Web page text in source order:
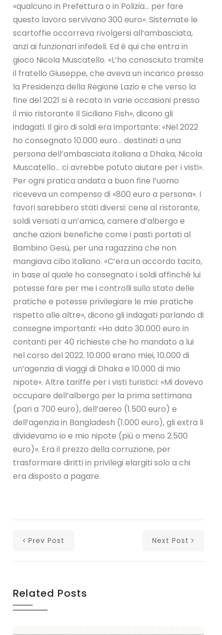
«qualcuno in Prefettura o in Polizia… per fare
questo lavoro servivano 300 euro». Sistemate le
scartoffie occorreva rivolgersi all’ambasciata,
anzi ai funzionari infedeli. Ed è qui che entra in
gioco Nicola Muscatello. «L’ho conosciuto tramite
il fratello Giuseppe, che aveva un incarico presso
la Presidenza della Regione Lazio e che verso la
fine del 2021 si è recato in varie occasioni presso
il mio ristorante Il Siciliano Fish», dicono gli
indagati. Il giro di soldi era importante: «Nel 2022
ho consegnato 10.000 euro… destinati a una
persona dell’ambasciata italiana a Dhaka, Nicola
Muscatello… ci avrebbe potuto aiutare per i visti».
Per ogni pratica andata a buon fine l’uomo
riceveva un compenso di «800 euro a persona». I
favori sarebbero stati diversi: cene al ristorante,
soldi versati a un’amica, camere d’albergo e
anche azioni benefiche come i pasti portati al
Bambino Gesù, per una ragazzina che non
mangiava cibo italiano. «C’era un accordo tacito,
in base al quale ho consegnato i soldi affinché lui
potesse fare per me i controlli sullo stato delle
pratiche e potesse privilegiare le mie pratiche
rispetto alle altre», dicono gli indagati parlando di
consegne importanti: «Ho dato 30.000 euro in
contanti per 40 richieste che ho mandato a lui
nel corso del 2022. 10.000 erano miei, 10.000 di
un’agenzia di viaggi di Dhaka e 10.000 di mio
nipote». Altre tariffe per i visti turistici: «Mi dovevo
occupare dell’albergo per la prima settimana
(pari a 700 euro), dell’aereo (1.500 euro) e
dell’agenzia in Bangladesh (1.000 euro), gli extra li
dividevamo io e mio nipote (più o meno 2.500
euro)». Era il prezzo della corruzione, per
trasformare diritti in privilegi elargiti solo a chi
era disposto a pagare.
Prev Post Next Post
Related Posts